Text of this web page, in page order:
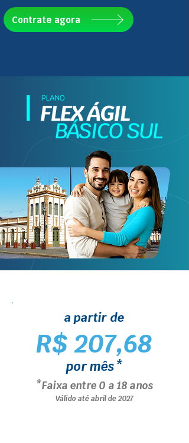
Contrate agora
a partir de
R$ 207,68
por mês*
*Faixa entre 0 a 18 anos
Válido até abril de 2027